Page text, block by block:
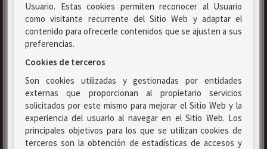
Usuario. Estas cookies permiten reconocer al Usuario
como visitante recurrente del Sitio Web y adaptar el
contenido para ofrecerle contenidos que se ajusten a sus
preferencias.
Cookies de terceros
Son cookies utilizadas y gestionadas por entidades
externas que proporcionan al propietario servicios
solicitados por este mismo para mejorar el Sitio Web y la
experiencia del usuario al navegar en el Sitio Web. Los
principales objetivos para los que se utilizan cookies de
terceros son la obtención de estadísticas de accesos y